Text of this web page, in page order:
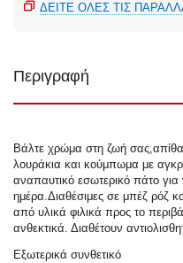
ΔΕΊΤΕ ΌΛΕΣ ΤΙΣ
Περιγραφή
Βάλτε χρώμα στη ζωή
λουράκια και κούμπωμα με
αναπαυτικό εσωτερικό πάτο
ημέρα.Διαθέσιμες σε μπέζ ρόζ
από υλικά φιλικά προς το
ανθεκτικά. Διαθέτουν
Εξωτερικά συνθετικό